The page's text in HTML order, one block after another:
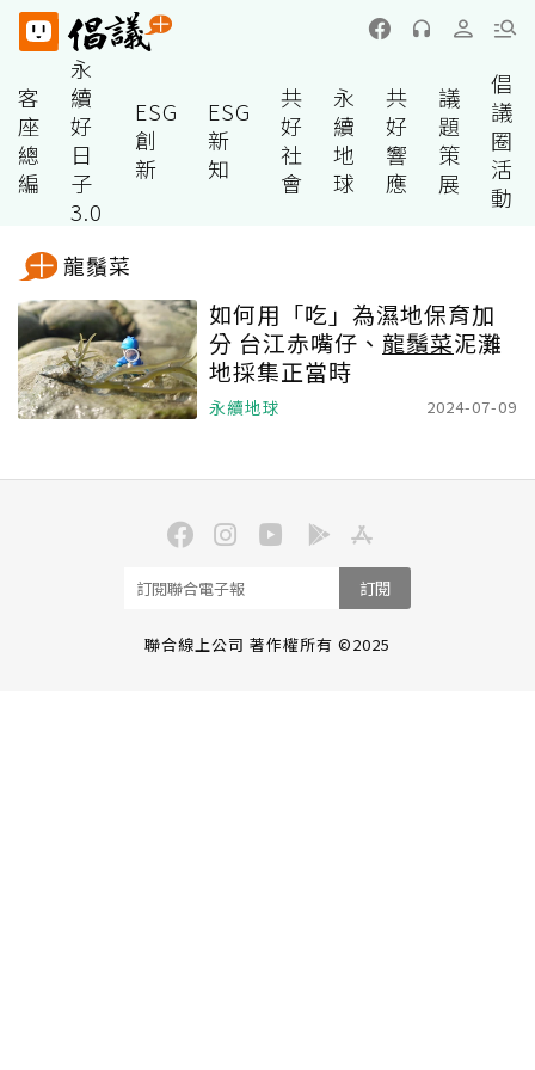
客
座
總
編
永
續
好
日
子
3.0
ESG
創
新
ESG
新
知
共
好
社
會
永
續
地
球
共
好
響
應
議
題
策
展
倡
議
圈
活
動
龍鬚菜
如何用「吃」為濕地保育加
分 台江赤嘴仔、 龍鬚菜泥灘
地採集正當時
永續地球 2024-07-09
訂閱
聯合線上公司 著作權所有 ©2025